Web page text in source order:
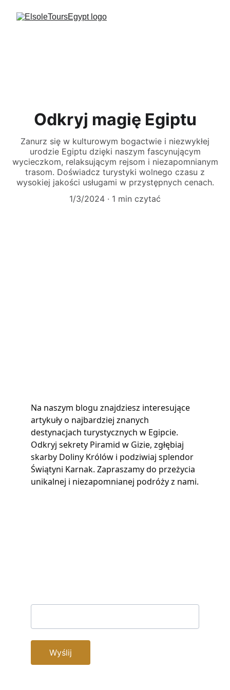
Odkryj magię Egiptu
Zanurz się w kulturowym bogactwie i niezwykłej
urodzie Egiptu dzięki naszym fascynującym
wycieczkom, relaksującym rejsom i niezapomnianym
trasom. Doświadcz turystyki wolnego czasu z
wysokiej jakości usługami w przystępnych cenach.
1/3/2024
1 min czytać
Na naszym blogu znajdziesz interesujące
artykuły o najbardziej znanych
destynacjach turystycznych w Egipcie.
Odkryj sekrety Piramid w Gizie, zgłębiaj
skarby Doliny Królów i podziwiaj splendor
Świątyni Karnak. Zapraszamy do przeżycia
unikalnej i niezapomnianej podróży z nami.
Wyślij